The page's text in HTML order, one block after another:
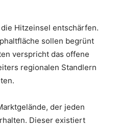
Hitzeinsel entschärfen.
sollen begrünt
verspricht das offene
regionalen Standlern
der jeden
Dieser existiert